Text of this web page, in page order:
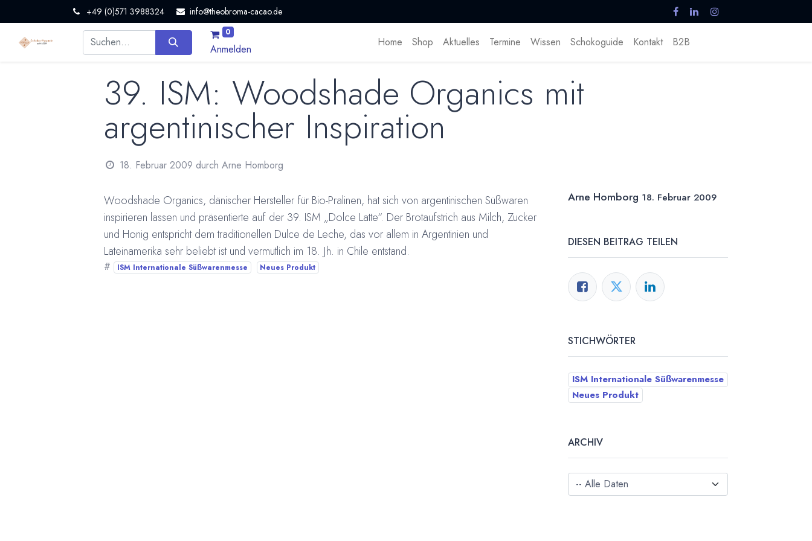
+49 (0)571 3988324 info@theobroma-cacao.de
0
Anmelden
Home Shop Aktuelles Termine Wissen Schokoguide Kontakt B2B
39. ISM: Woodshade Organics mit
argentinischer Inspiration
18. Februar 2009 durch Arne Homborg
Woodshade Organics, dänischer Hersteller für Bio-Pralinen, hat sich von argentinischen Süßwaren
inspirieren lassen und präsentierte auf der 39. ISM „Dolce Latte“. Der Brotaufstrich aus Milch, Zucker
und Honig entspricht dem traditionellen Dulce de Leche, das vor allem in Argentinien und
Lateinamerika sehr beliebt ist und vermutlich im 18. Jh. in Chile entstand.
# ISM Internationale Süßwarenmesse Neues Produkt
Arne Homborg 18. Februar 2009
DIESEN BEITRAG TEILEN
STICHWÖRTER
ISM Internationale Süßwarenmesse
Neues Produkt
ARCHIV